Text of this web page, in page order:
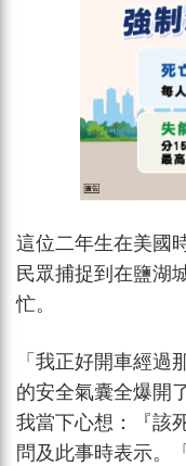
這位二年生在美國
民眾捕捉到在鹽湖
忙。
「我正好開車經過
的安全氣囊全爆開
我當下心想：『該
問及此事時表示。